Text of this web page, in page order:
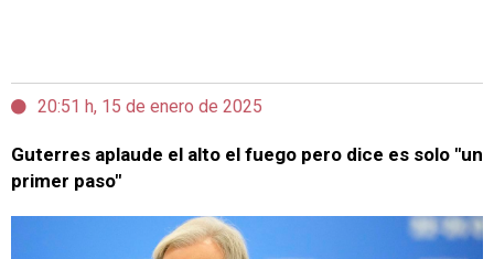
20:51 h, 15 de enero de 2025
Guterres aplaude el alto el fuego pero dice es solo "un
primer paso"